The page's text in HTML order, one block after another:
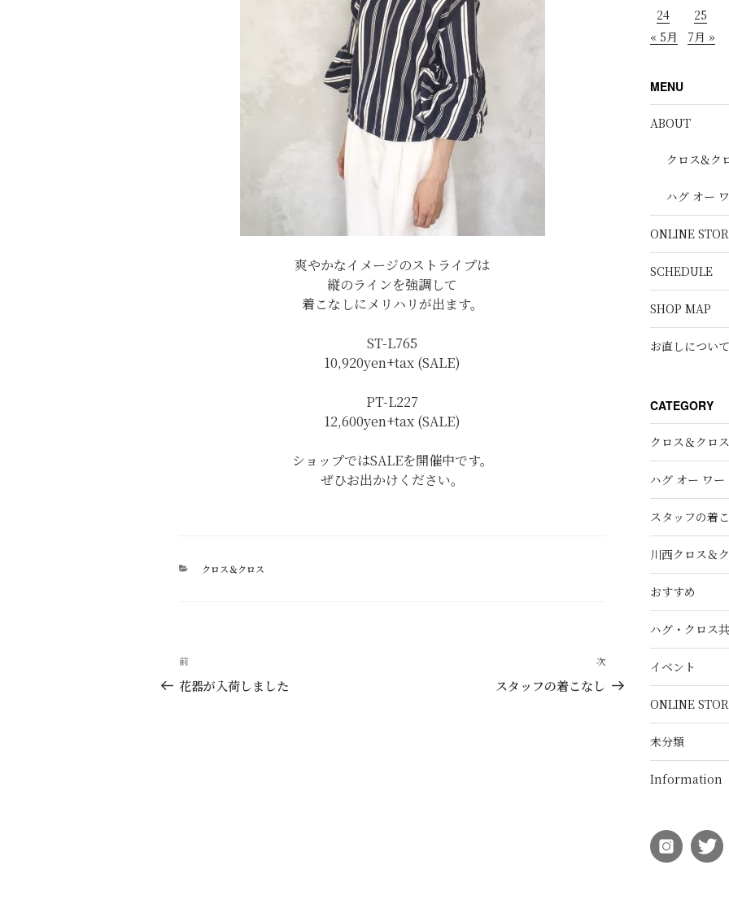
爽やかなイメージのストライプは
縦のラインを強調して
着こなしにメリハリが出ます。
ST-L765
10,920yen+tax (SALE)
PT-L227
12,600yen+tax (SALE)
ショップではSALEを開催中です。
ぜひお出かけください。
カ
クロス＆クロス
投
稿
過
去
前
花器が入荷しました
次
の
次
スタッフの着こなし
24
25
« 5月
7月 »
MENU
ABOUT
クロス&ク
ハグ オー
ONLINE
SCHEDULE
SHOP MAP
お直しについて
CATEGORY
クロス＆クロス
ハグ オー ワー
スタッフの着
川西クロス＆
おすすめ
ハグ・クロス
イベント
ONLINE
未分類
Information